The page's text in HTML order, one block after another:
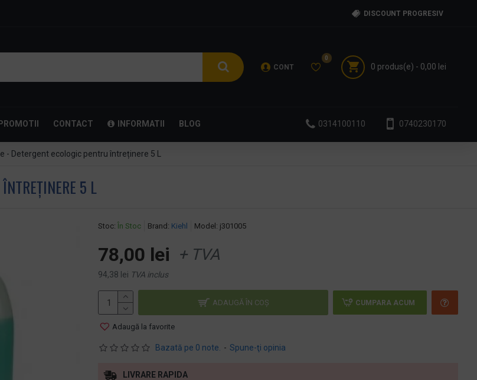
DISCOUNT PROGRESIV
CONT
0
0 produs(e) - 0,00 lei
CONTACT INFORMATII BLOG 0314100110 0740230170
- Detergent ecologic pentru întreținere 5 L
5 L
Stoc: În Stoc Brand: Kiehl Model: j301005
Bazată pe 0 note. - Spune-ţi opinia
78,00 lei + TVA
94,38 lei TVA inclus
ADAUGĂ ÎN COŞ CUMPARA ACUM
Adaugă la favorite
LIVRARE RAPIDA